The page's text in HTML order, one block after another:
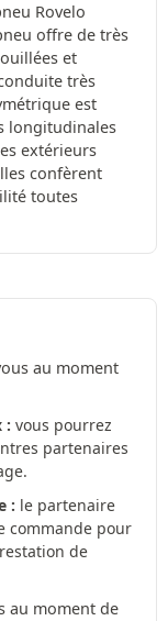
Rovelo
offre de très
et
très
est
longitudinales
extérieurs
confèrent
toutes
au moment
: vous pourrez
partenaires
: le partenaire
commande pour
de
au moment de